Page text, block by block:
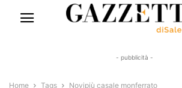
- pubblicità -
Home Tags Novipiù casale monferrato